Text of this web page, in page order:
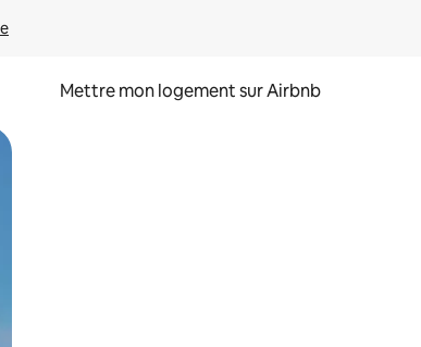
Mettre mon logement sur Airbnb